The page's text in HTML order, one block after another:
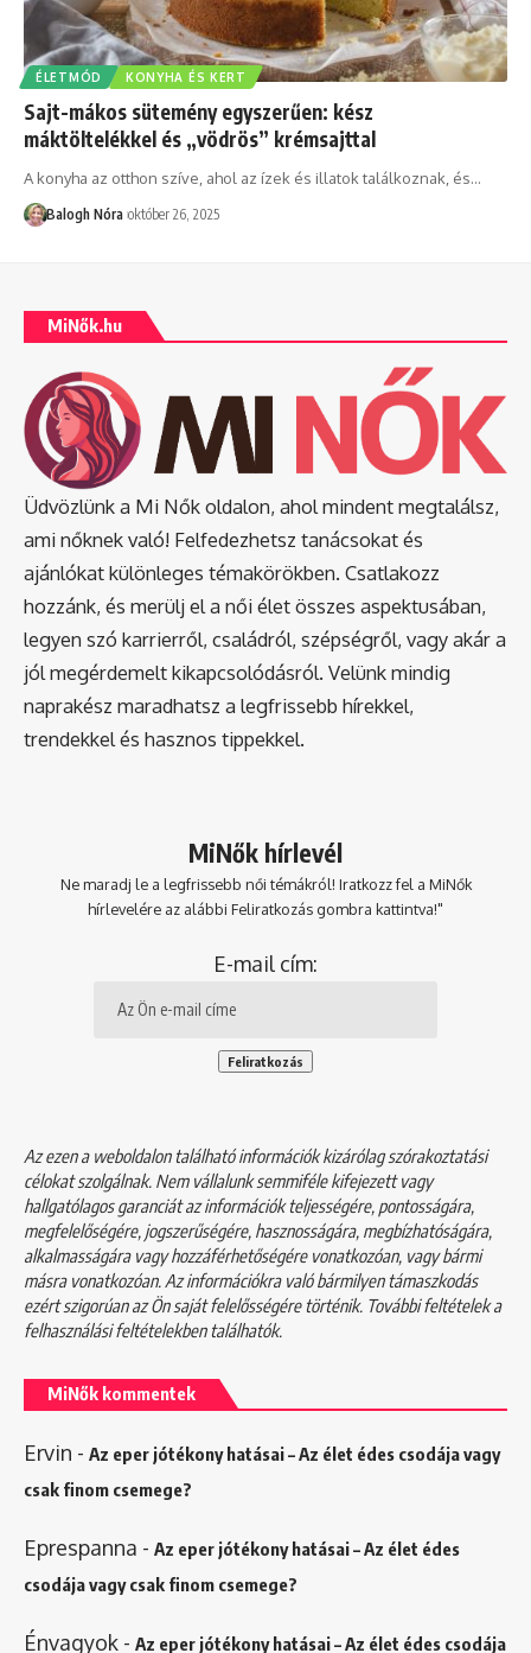
ÉLETMÓD KONYHA ÉS KERT
Sajt-mákos sütemény egyszerűen: kész
máktöltelékkel és „vödrös” krémsajttal
A konyha az otthon szíve, ahol az ízek és illatok találkoznak, és…
Balogh Nóra október 26, 2025
MiNők.hu
Üdvözlünk a Mi Nők oldalon, ahol mindent megtalálsz,
ami nőknek való! Felfedezhetsz tanácsokat és
ajánlókat különleges témakörökben. Csatlakozz
hozzánk, és merülj el a női élet összes aspektusában,
legyen szó karrierről, családról, szépségről, vagy akár a
jól megérdemelt kikapcsolódásról. Velünk mindig
naprakész maradhatsz a legfrissebb hírekkel,
trendekkel és hasznos tippekkel.
MiNők hírlevél
Ne maradj le a legfrissebb női témákról! Iratkozz fel a MiNők
hírlevelére az alábbi Feliratkozás gombra kattintva!"
E-mail cím:
Az ezen a weboldalon található információk kizárólag szórakoztatási
célokat szolgálnak. Nem vállalunk semmiféle kifejezett vagy
hallgatólagos garanciát az információk teljességére, pontosságára,
megfelelőségére, jogszerűségére, hasznosságára, megbízhatóságára,
alkalmasságára vagy hozzáférhetőségére vonatkozóan, vagy bármi
másra vonatkozóan. Az információkra való bármilyen támaszkodás
ezért szigorúan az Ön saját felelősségére történik. További feltételek a
felhasználási feltételekbentalálhatók.
MiNők kommentek
Ervin - Az eper jótékony hatásai – Az élet édes csodája vagy
csak finom csemege?
Eprespanna - Az eper jótékony hatásai – Az élet édes
csodája vagy csak finom csemege?
Énvagyok - Az eper jótékony hatásai – Az élet édes csodája